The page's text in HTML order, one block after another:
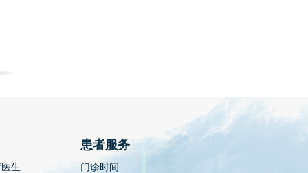
生
患者服务
门诊时间